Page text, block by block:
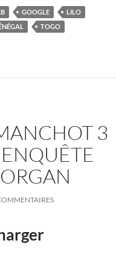
GOOGLE
LILO
TOGO
3